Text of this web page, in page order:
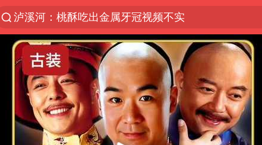
泸溪河：桃酥吃出金属牙冠视频不实
27岁女子组织卖淫集团被悬赏通缉
美国将对多晶硅衍生品加征15%关税
泰国校园枪击案死亡人数升至7人
火把节震撼瞬间
公司“上四休三”但要降薪1000元